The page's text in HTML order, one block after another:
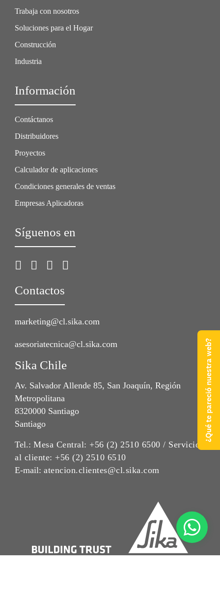
Trabaja con nosotros
Soluciones para el Hogar
Construcción
Industria
Información
Contáctanos
Distribuidores
Proyectos
Calculador de aplicaciones
Condiciones generales de ventas
Empresas Aplicadoras
Síguenos en
Contactos
marketing@cl.sika.com
asesoriatecnica@cl.sika.com
Sika Chile
Av. Salvador Allende 85, San Joaquín, Región
Metropolitana
8320000 Santiago
Santiago
Tel.: Mesa Central: +56 (2) 2510 6500 / Servicio
al cliente: +56 (2) 2510 6510
E-mail: atencion.clientes@cl.sika.com
¿Qué te pareció nuestra web?